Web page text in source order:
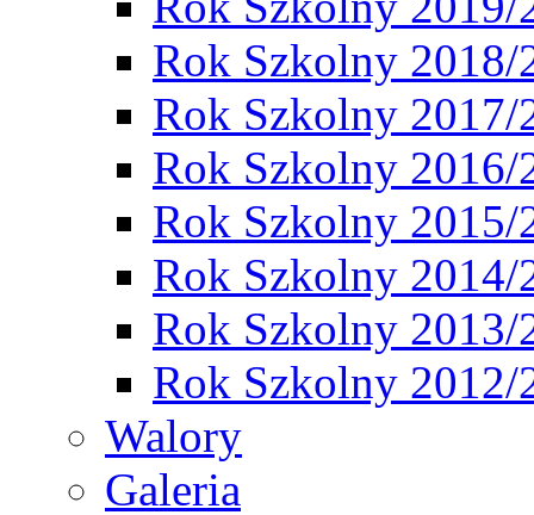
Rok Szkolny 2018/
Rok Szkolny 2017/
Rok Szkolny 2016/
Rok Szkolny 2015/
Rok Szkolny 2014/
Rok Szkolny 2013/
Rok Szkolny 2012/
Walory
Galeria